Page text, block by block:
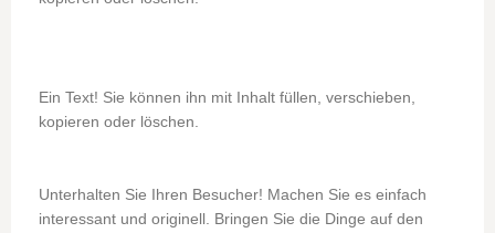
Ein Text! Sie können ihn mit Inhalt füllen, verschieben,
kopieren oder löschen.
Unterhalten Sie Ihren Besucher! Machen Sie es einfach
interessant und originell. Bringen Sie die Dinge auf den